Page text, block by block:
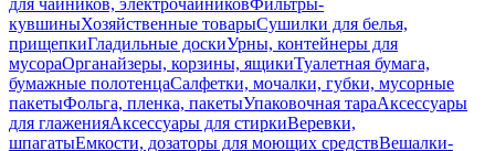
для чайников, электрочайниковФильтры-
кувшиныХозяйственные товарыСушилки для белья,
прищепкиГладильные доскиУрны, контейнеры для
мусораОрганайзеры, корзины, ящикиТуалетная бумага,
бумажные полотенцаСалфетки, мочалки, губки, мусорные
пакетыФольга, пленка, пакетыУпаковочная тараАксессуары
для глаженияАксессуары для стиркиВеревки,
шпагатыЕмкости, дозаторы для моющих средствВешалки-